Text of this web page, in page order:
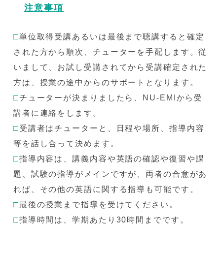
注意事項
□単位取得受講あるいは最後まで聴講すると確定
された方から順次、チューターを手配します。従
いまして、お試し受講されてから受講確定された
方は、授業の途中からのサポートとなります。
□チューターが決まりましたら、NU-EMIから受
講者に連絡をします。
□受講者はチューターと、日程や場所、指導内容
等を話し合って決めます。
□指導内容は、講義内容や英語の確認や復習や課
題、試験の指導がメインですが、両者の合意があ
れば、その他の英語に関する指導も可能です。
□最後の授業まで指導を受けてください。
□指導時間は、学期あたり30時間までです。